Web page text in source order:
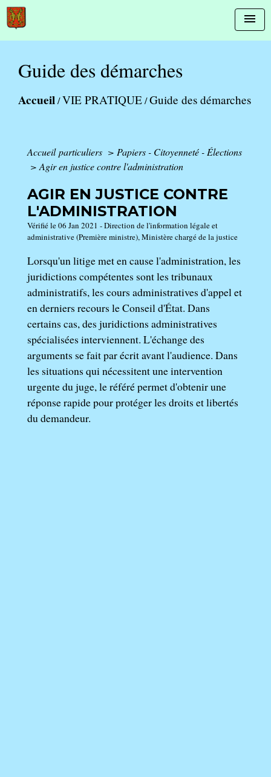
menu
Guide des démarches
Accueil/VIE PRATIQUE/Guide des démarches
Accueil particuliers > Papiers - Citoyenneté - Élections
> Agir en justice contre l'administration
AGIR EN JUSTICE CONTRE
L'ADMINISTRATION
Vérifié le 06 Jan 2021 - Direction de l'information légale et
administrative (Première ministre), Ministère chargé de la justice
Lorsqu'un litige met en cause l'administration, les
juridictions compétentes sont les tribunaux
administratifs, les cours administratives d'appel et
en derniers recours le Conseil d'État. Dans
certains cas, des juridictions administratives
spécialisées interviennent. L'échange des
arguments se fait par écrit avant l'audience. Dans
les situations qui nécessitent une intervention
urgente du juge, le référé permet d'obtenir une
réponse rapide pour protéger les droits et libertés
du demandeur.